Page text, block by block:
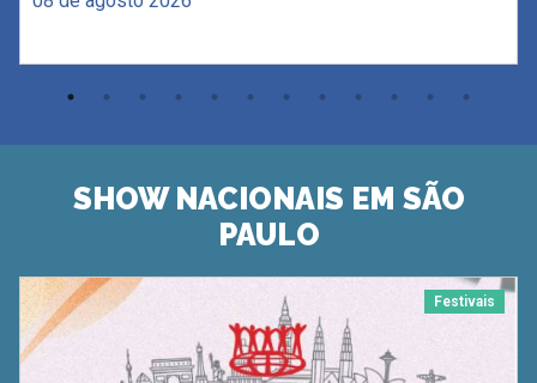
SHOW NACIONAIS EM SÃO
PAULO
Festivais